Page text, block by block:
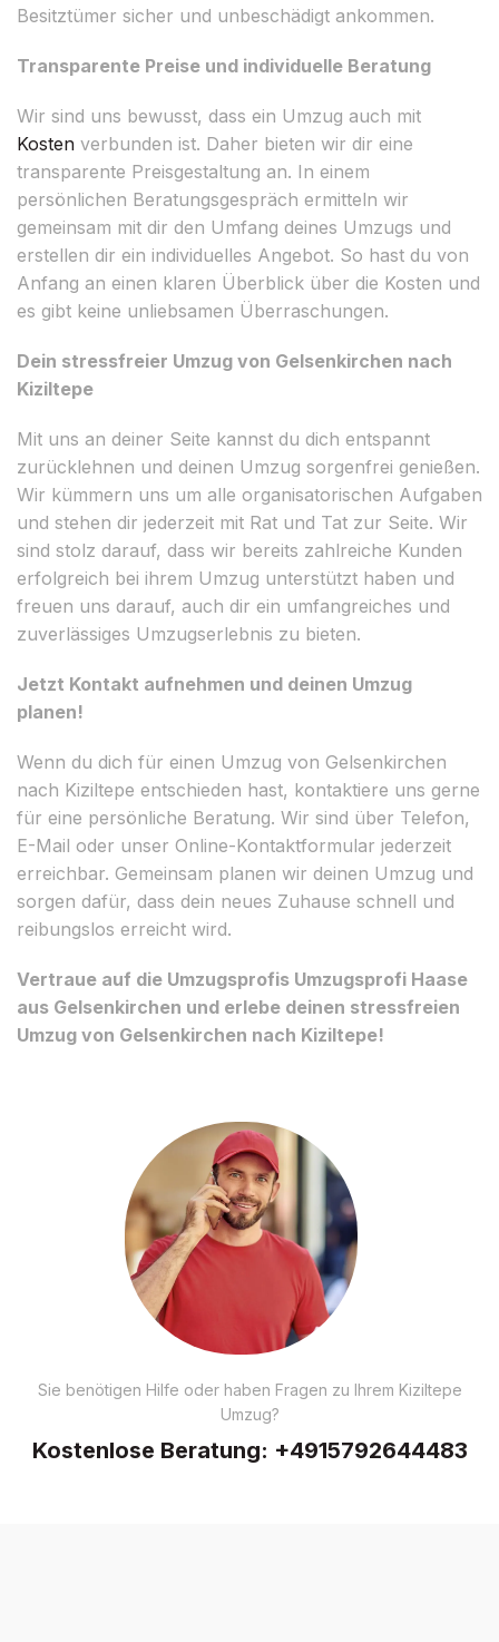
Besitztümer sicher und unbeschädigt ankommen.
Transparente Preise und individuelle Beratung
Wir sind uns bewusst, dass ein Umzug auch mit
Kosten verbunden ist. Daher bieten wir dir eine
transparente Preisgestaltung an. In einem
persönlichen Beratungsgespräch ermitteln wir
gemeinsam mit dir den Umfang deines Umzugs und
erstellen dir ein individuelles Angebot. So hast du von
Anfang an einen klaren Überblick über die Kosten und
es gibt keine unliebsamen Überraschungen.
Dein stressfreier Umzug von Gelsenkirchen nach
Kiziltepe
Mit uns an deiner Seite kannst du dich entspannt
zurücklehnen und deinen Umzug sorgenfrei genießen.
Wir kümmern uns um alle organisatorischen Aufgaben
und stehen dir jederzeit mit Rat und Tat zur Seite. Wir
sind stolz darauf, dass wir bereits zahlreiche Kunden
erfolgreich bei ihrem Umzug unterstützt haben und
freuen uns darauf, auch dir ein umfangreiches und
zuverlässiges Umzugserlebnis zu bieten.
Jetzt Kontakt aufnehmen und deinen Umzug
planen!
Wenn du dich für einen Umzug von Gelsenkirchen
nach Kiziltepe entschieden hast, kontaktiere uns gerne
für eine persönliche Beratung. Wir sind über Telefon,
E-Mail oder unser Online-Kontaktformular jederzeit
erreichbar. Gemeinsam planen wir deinen Umzug und
sorgen dafür, dass dein neues Zuhause schnell und
reibungslos erreicht wird.
Vertraue auf die Umzugsprofis Umzugsprofi Haase
aus Gelsenkirchen und erlebe deinen stressfreien
Umzug von Gelsenkirchen nach Kiziltepe!
Sie benötigen Hilfe oder haben Fragen zu Ihrem Kiziltepe
Umzug?
Kostenlose Beratung: +4915792644483